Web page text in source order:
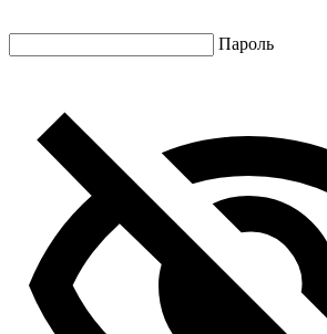
Пароль